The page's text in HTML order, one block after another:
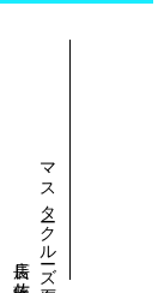
マスタークルーズ石垣島
店長 佐藤 聖大